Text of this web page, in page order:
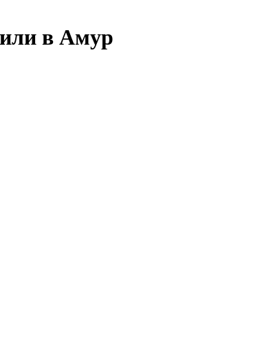
в Амур